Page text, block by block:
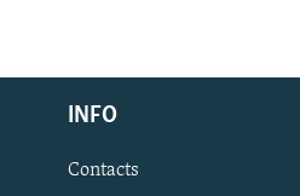
Русский
Українською
QOŞULIÑIZ!
INFO
Contacts